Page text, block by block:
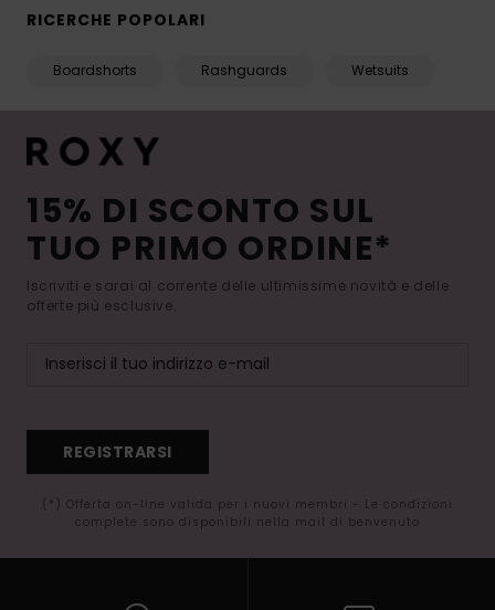
RICERCHE POPOLARI
Boardshorts Rashguards Wetsuits
15% DI SCONTO SUL
TUO PRIMO ORDINE*
Iscriviti e sarai al corrente delle ultimissime novità e delle
offerte più esclusive.
REGISTRARSI
(*) Offerta on-line valida per i nuovi membri - Le condizioni
complete sono disponibili nella mail di benvenuto